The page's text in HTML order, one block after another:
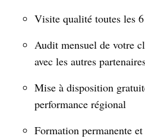
Visite qualité toutes les
Audit mensuel de votre
avec les autres
Mise à disposition
performance régional
Formation permanente